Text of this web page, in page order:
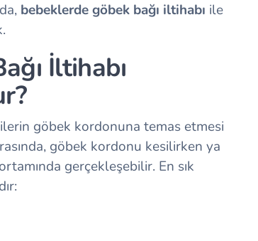
bebeklerde göbek bağı iltihabı ile
İltihabı
göbek kordonuna temas etmesi
göbek kordonu kesilirken ya
gerçekleşebilir. En sık